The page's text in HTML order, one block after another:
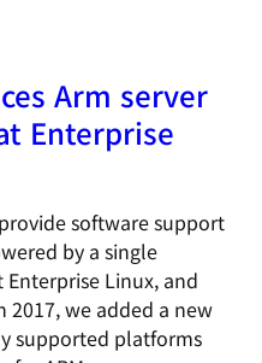
Arm server
Enterprise
software support
by a single
Linux, and
we added a new
supported platforms